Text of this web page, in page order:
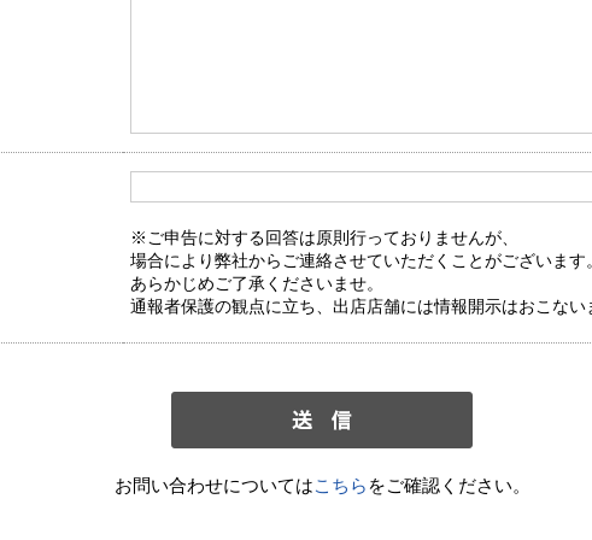
※ご申告に対する回答は原則行っておりませんが、
場合により弊社からご連絡させていただくことがございます。
あらかじめご了承くださいませ。
通報者保護の観点に立ち、出店店舗には情報開示はおこない
お問い合わせについてはこちら をご確認ください。